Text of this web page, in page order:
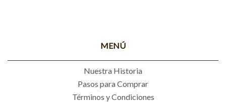
MENÚ
Nuestra Historia
Pasos para Comprar
Términos y Condiciones